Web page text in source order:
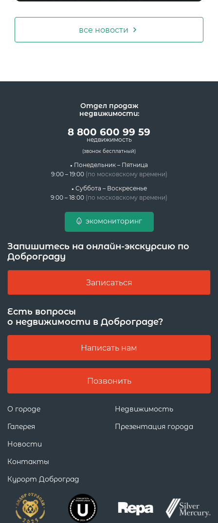
все новости
Отдел продаж
недвижимости:
8 800 600 99 59
недвижимость
(звонок бесплатный)
Понедельник – Пятница
9:00 – 19:00 (по московскому времени)
Суббота – Воскресенье
9:00 – 18:00 (по московскому времени)
экомониторинг
О городе
Недвижимость
Галерея
Новости
Контакты
Курорт Доброград
Презентация города
Запишитесь на онлайн-экскурсию по
Доброграду
Записаться
Есть вопросы
о недвижимости в Доброграде?
Написать нам
Позвонить